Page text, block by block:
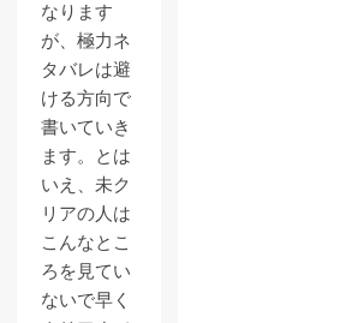
なります
が、極力ネ
タバレは避
ける方向で
書いていき
ます。とは
いえ、未ク
リアの人は
こんなとこ
ろを見てい
ないで早く